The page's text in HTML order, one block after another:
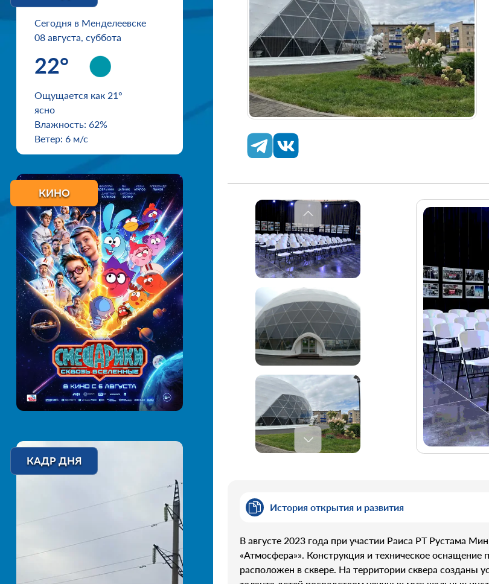
Сегодня в Менделеевске
08 августа, суббота
22°
Ощущается как 21°
ясно
Влажность: 62%
Ветер: 6 м/с
КИНО
КАДР ДНЯ
История открытия и развития
В августе 2023 года при участии Раиса РТ Рустама
«Атмосфера»». Конструкция и техническое
расположен в сквере. На территории сквера созданы